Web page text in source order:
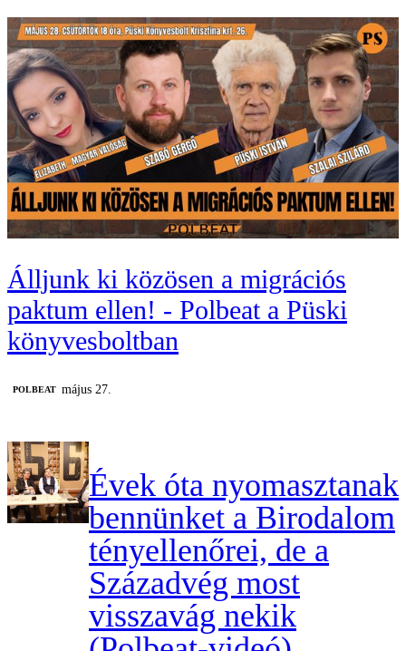
Álljunk ki közösen a migrációs
paktum ellen! - Polbeat a Püski
könyvesboltban
‎POLBEAT május 27.
Évek óta nyomasztanak
bennünket a Birodalom
tényellenőrei, de a
Századvég most
visszavág nekik